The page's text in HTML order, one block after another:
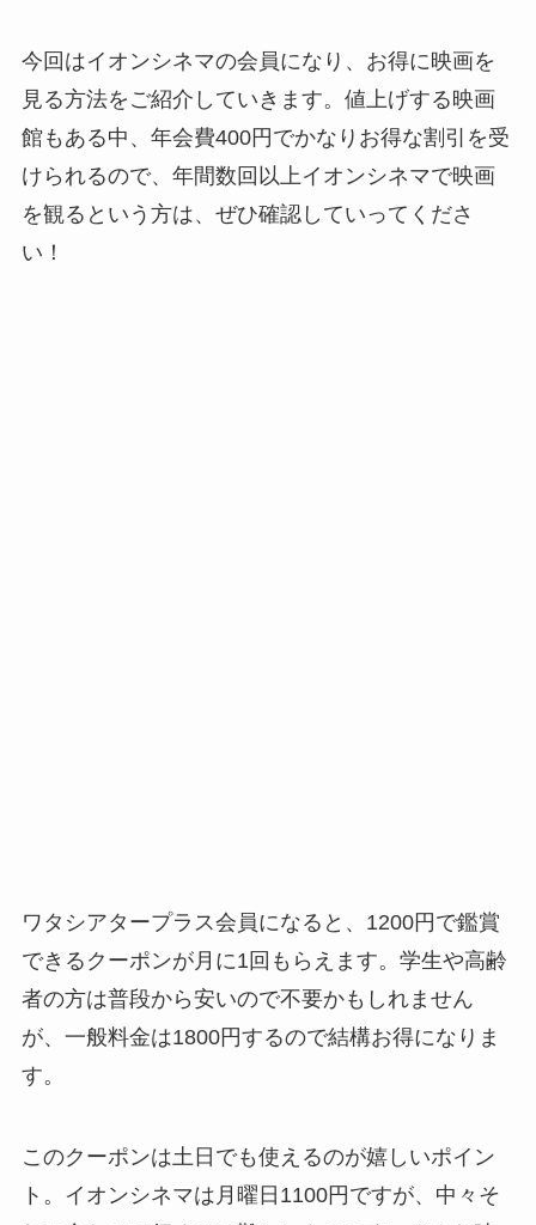
今回はイオンシネマの会員になり、お得に映画を
見る方法をご紹介していきます。値上げする映画
館もある中、年会費400円でかなりお得な割引を受
けられるので、年間数回以上イオンシネマで映画
を観るという方は、ぜひ確認していってくださ
い！
ワタシアタープラス会員になると、1200円で鑑賞
できるクーポンが月に1回もらえます。学生や高齢
者の方は普段から安いので不要かもしれません
が、一般料金は1800円するので結構お得になりま
す。
このクーポンは土日でも使えるのが嬉しいポイン
ト。イオンシネマは月曜日1100円ですが、中々そ